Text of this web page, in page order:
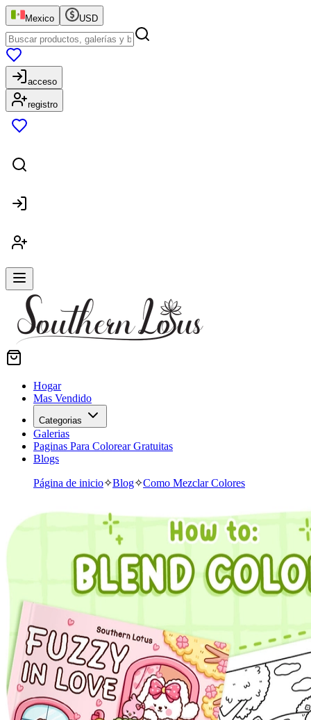
Mexico USD
acceso
registro
Hogar
Mas Vendido
Categorias
Galerias
Paginas Para Colorear Gratuitas
Blogs
Página de inicio✧Blog✧Como Mezclar Colores